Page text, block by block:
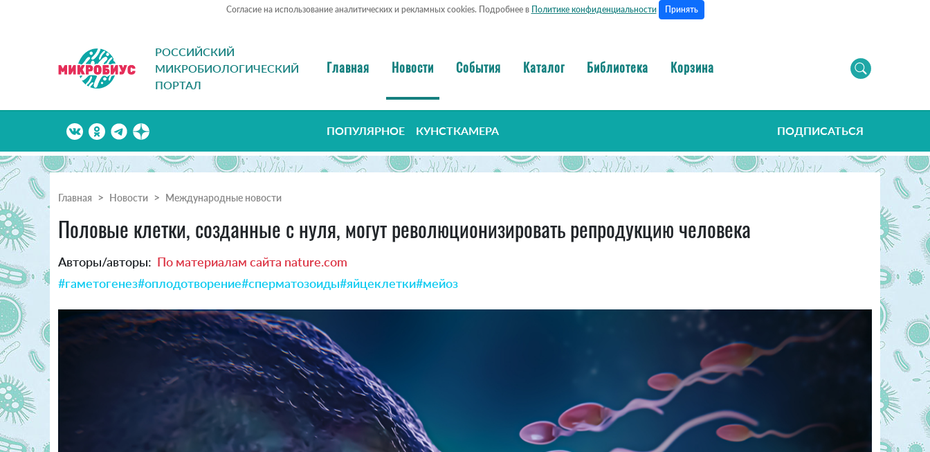
Согласие на использование аналитических и рекламных cookies. Подробнее в Политике конфиденциальности Принять
РОССИЙСКИЙ
МИКРОБИОЛОГИЧЕСКИЙ
ПОРТАЛ
Главная Новости События Каталог Библиотека Корзина
ПОПУЛЯРНОЕ КУНСТКАМЕРА ПОДПИСАТЬСЯ
Главная Новости Международные новости
Половые клетки, созданные с нуля, могут революционизировать репродукцию человека
Авторы/авторы: По материалам сайта nature.com
#гаметогенез#оплодотворение#сперматозоиды#яйцеклетки#мейоз